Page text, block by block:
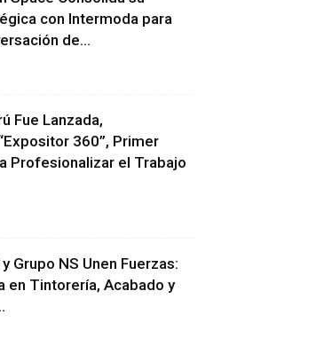
con Intermoda para
de...
Fue Lanzada,
360”, Primer
Profesionalizar el Trabajo
Grupo NS Unen Fuerzas:
en Tintorería, Acabado y